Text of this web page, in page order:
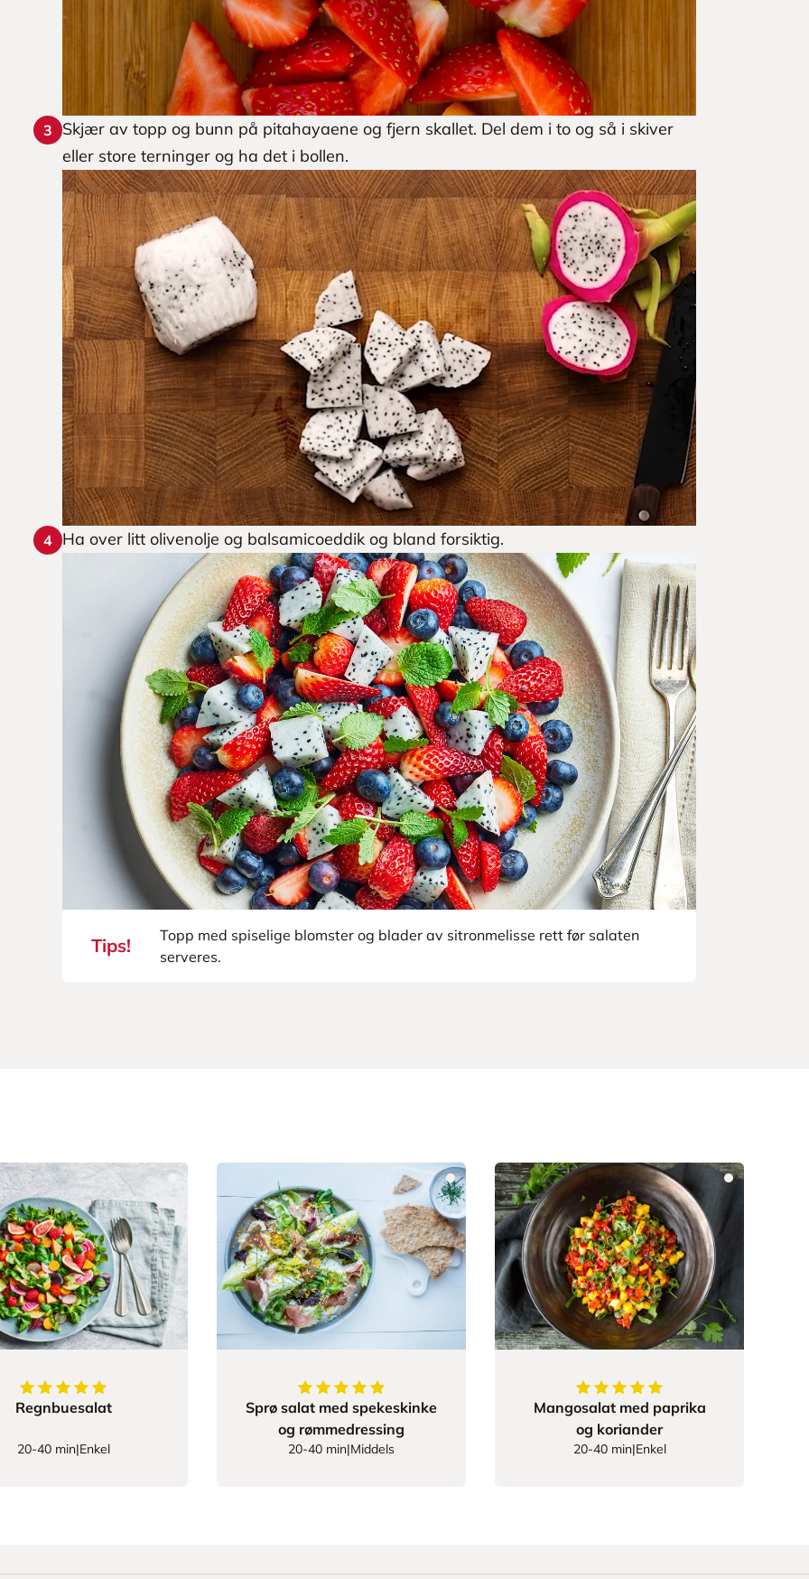
3
Skjær av topp og bunn på pitahayaene og fjern skallet. Del dem i to og så i skiver
eller store terninger og ha det i bollen.
4 Ha over litt olivenolje og balsamicoeddik og bland forsiktig.
Tips!
Topp med spiselige blomster og blader av sitronmelisse rett før salaten
serveres.
5av5stjerner
Regnbuesalat
20-40 min|Enkel
5av5stjerner
Sprø salat med spekeskinke
og rømmedressing
20-40 min|Middels
5av5stjerner
Mangosalat med paprika
og koriander
20-40 min|Enkel